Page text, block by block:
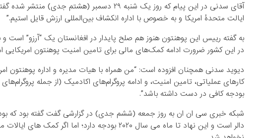
آقای سدنی در این پیام که روز یک‌ شنبه ۲۹ دسمبر
ایالت متحدۀ امریکا و به خصوص با اداره انکشاف بین‌المللی ارزش قایل استیم.”
به گفته رییس این پوهنتون هنوز هم صلح پایدار در افغانستان یک “آرزو” است
در این کشور ضرورت ادامه‌ کمک‌های مالی برای تامین امنیت پوهنتون
بودجه کافی در دست داشته باشد”.
دالر است و این نهاد تا ماه می سال ۲۰۲۰ بودجه دارد؛